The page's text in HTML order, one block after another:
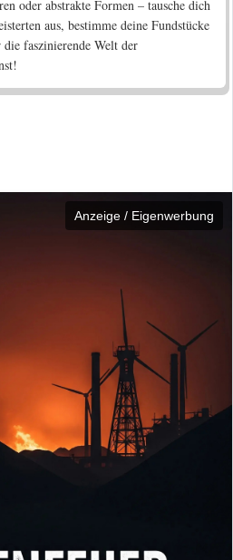
oder abstrakte Formen – tausche dich
aus, bestimme deine Fundstücke
faszinierende Welt der
Anzeige / Eigenwerbung